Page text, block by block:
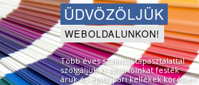
ÜDVÖZÖLJÜK
WEBOLDALUNKON!
Több éves szakmai tapasztalattal
szolgáljuk ki vásárlóinkat festék
áruk és építõipari kellékek körében.